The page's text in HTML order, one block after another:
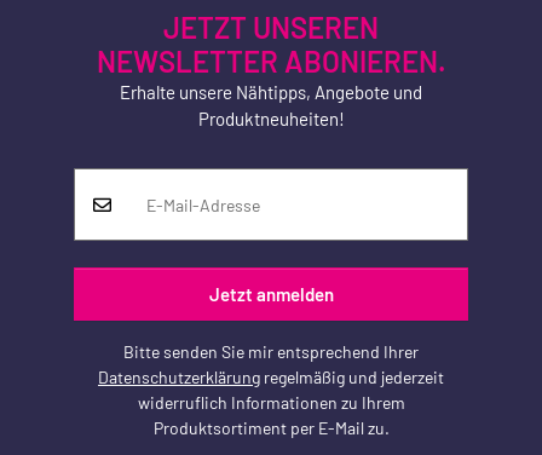
JETZT UNSEREN
NEWSLETTER ABONIEREN.
Erhalte unsere Nähtipps, Angebote und
Produktneuheiten!
Jetzt anmelden
Bitte senden Sie mir entsprechend Ihrer
Datenschutzerklärung regelmäßig und jederzeit
widerruflich Informationen zu Ihrem
Produktsortiment per E-Mail zu.